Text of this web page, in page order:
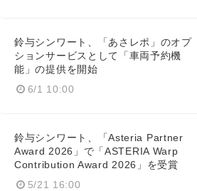
鈴与シンワート、「あさレポ」のオプ
ションサービスとして「車両予約機
能」の提供を開始
6/1 10:00
鈴与シンワート、「Asteria Partner
Award 2026」で「ASTERIA Warp
Contribution Award 2026」を受賞
5/21 16:00